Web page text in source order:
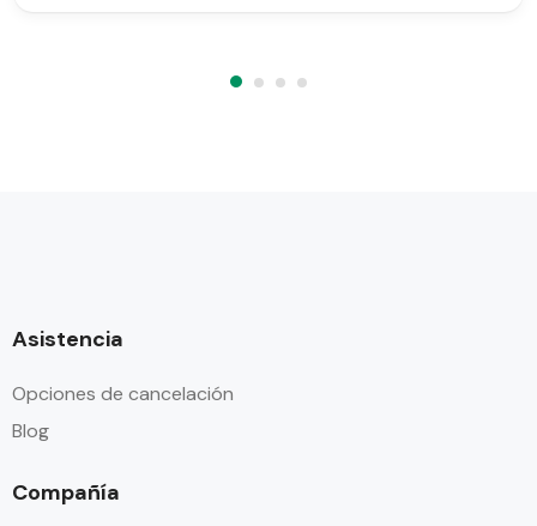
Asistencia
Opciones de cancelación
Blog
Compañía